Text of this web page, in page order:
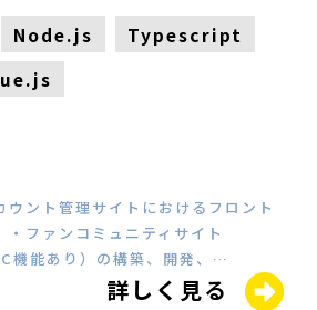
Node.js
Typescript
ウント管理サイトにおけるフロント
ファンコミュニティサイト
機能あり）の構築、開発、…
詳しく見る